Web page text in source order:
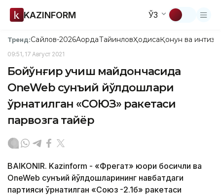
KAZINFORM ЎЗ
Тренд:Сайлов-2026АқордаТайинловҲодисаҚонун ва
09:51, 17 Август 2021
Бойқўнғир учиш майдончасида
OneWeb сунъий йўлдошлари
ўрнатилган «СОЮЗ» ракетаси
парвозга тайёр
BAIKONIR. Kazinform - «Фрегат» юқори босқичли ва
OneWeb сунъий йўлдошларининг навбатдаги
партияси ўрнатилган «Союз -2.1б» ракетаси